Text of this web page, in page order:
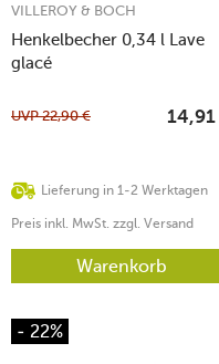
Henkelbecher 0,34 l Lave
glacé
VILLEROY & BOCH
Lieferung in 1-2 Werktagen
UVP22,90 € 14,91
Preis inkl. MwSt. zzgl. Versand
Warenkorb
- 22%